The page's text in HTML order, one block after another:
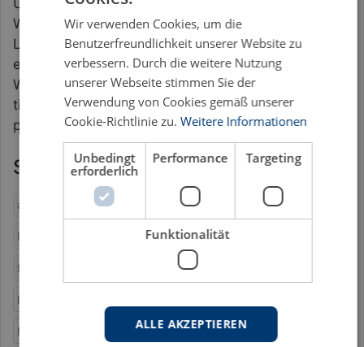
Wissensvermittlung insbesondere in formellen
Lernsettings wie Schule oder Universität. Das
emotionale „Verpacken“ von filmischen
Wissensinhalten motiviert Lerner Informationen
tiefer zu verarbeiten, und diese damit nachhaltig
präsent zu haben.
Schlagworte
attracting power Ausstellung „Leben mit Ersatzteilen“
Film im Museum Filmische Interviews
free choice learning holding power
Kognitionspsychologie
Medienpsychologie Museumslernen Pädagogik
Wir verwenden Cookies, um die
Benutzerfreundlichkeit unserer Website zu
verbessern. Durch die weitere Nutzung
unserer Webseite stimmen Sie der
Verwendung von Cookies gemäß unserer
Cookie-Richtlinie zu. Weitere Informationen
Unbedingt
erforderlich
Performance Targeting
Funktionalität
ALLE AKZEPTIEREN